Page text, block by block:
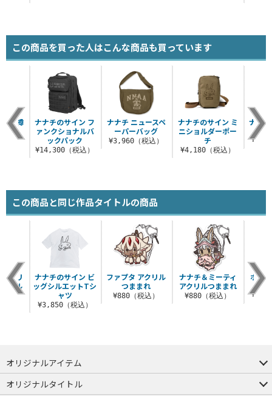
この商品を買った人はこんな商品も買っています
ナナチ ニュースペ
ーパーバッグ
¥3,960（税込）
ナナチのサイン ミ
ニショルダーポー
チ
¥4,180（税込）
ナナ
繍ロ
ン 樽
グ
込）
ナナチのサイン フ
ァンクショナルバ
ックパック
¥14,300（税込）
この商品と同じ作品タイトルの商品
ファプタ アクリル
つままれ
¥880（税込）
ナナチ＆ミーティ
アクリルつままれ
¥880（税込）
ボン
クリ
ホル
ナナチのサイン ビ
ッグシルエットTシ
ャツ
¥3,850（税込）
オリジナルアイテム
つままれ
つかまれ
ピョコッテ
オリジナルタイトル